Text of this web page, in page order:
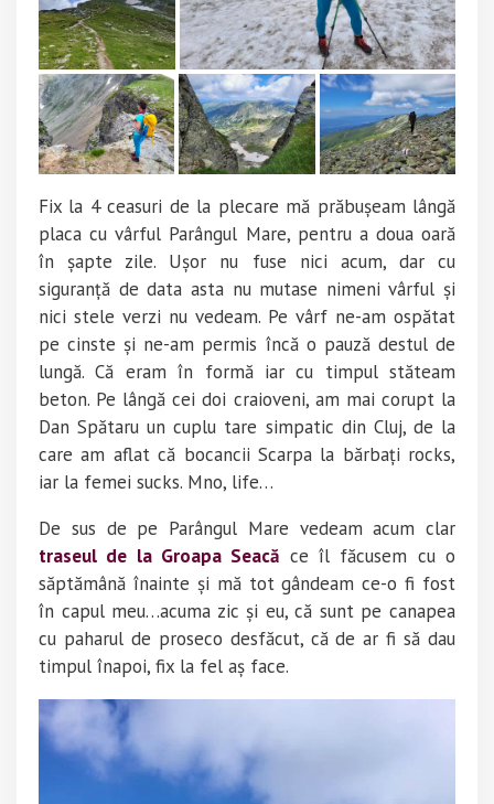
Fix la 4 ceasuri de la plecare mă prăbușeam lângă
placa cu vârful Parângul Mare, pentru a doua oară
în șapte zile. Ușor nu fuse nici acum, dar cu
siguranță de data asta nu mutase nimeni vârful și
nici stele verzi nu vedeam. Pe vârf ne-am ospătat
pe cinste și ne-am permis încă o pauză destul de
lungă. Că eram în formă iar cu timpul stăteam
beton. Pe lângă cei doi craioveni, am mai corupt la
Dan Spătaru un cuplu tare simpatic din Cluj, de la
care am aflat că bocancii Scarpa la bărbați rocks,
iar la femei sucks. Mno, life…
De sus de pe Parângul Mare vedeam acum clar
traseul de la Groapa Seacă ce îl făcusem cu o
săptămână înainte și mă tot gândeam ce-o fi fost
în capul meu…acuma zic și eu, că sunt pe canapea
cu paharul de proseco desfăcut, că de ar fi să dau
timpul înapoi, fix la fel aș face.